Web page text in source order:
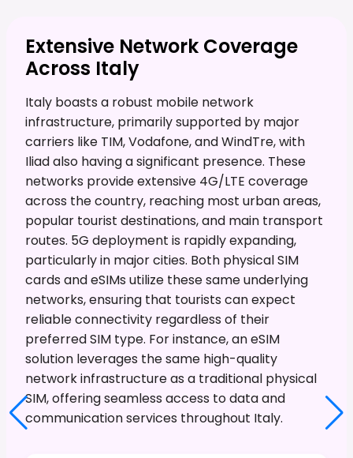
Extensive Network Coverage
Across Italy
Italy boasts a robust mobile network
infrastructure, primarily supported by major
carriers like TIM, Vodafone, and WindTre, with
Iliad also having a significant presence. These
networks provide extensive 4G/LTE coverage
across the country, reaching most urban areas,
popular tourist destinations, and main transport
routes. 5G deployment is rapidly expanding,
particularly in major cities. Both physical SIM
cards and eSIMs utilize these same underlying
networks, ensuring that tourists can expect
reliable connectivity regardless of their
preferred SIM type. For instance, an eSIM
solution leverages the same high-quality
network infrastructure as a traditional physical
SIM, offering seamless access to data and
communication services throughout Italy.